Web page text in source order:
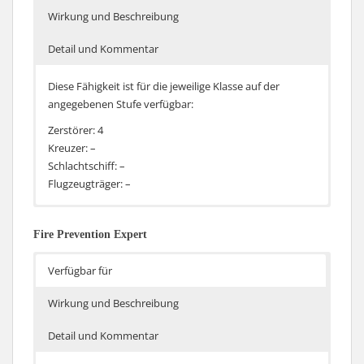
Wirkung und Beschreibung
Detail und Kommentar
Diese Fähigkeit ist für die jeweilige Klasse auf der
angegebenen Stufe verfügbar:
Zerstörer: 4
Kreuzer: –
Schlachtschiff: –
Flugzeugträger: –
reduziert die Nachladezeit der Geschütze unter
die Reduzierung der Nachladezeit aber nur wenn das
hauptsächlich für die Zerstörer lohnen, die vorwiegend
Kleber, Chabarowsk, Friesland) und ohne Deckung den
Fire Prevention Expert
Verfügbar für
Wirkung und Beschreibung
Detail und Kommentar